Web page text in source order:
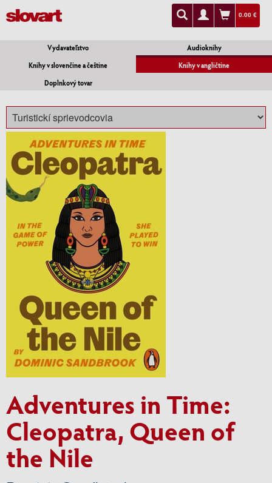
0.00 €
Vydavateľstvo
Audioknihy
Knihy v slovenčine a češtine
Knihy v angličtine
Doplnkový tovar
Adventures in Time:
Cleopatra, Queen of
the Nile